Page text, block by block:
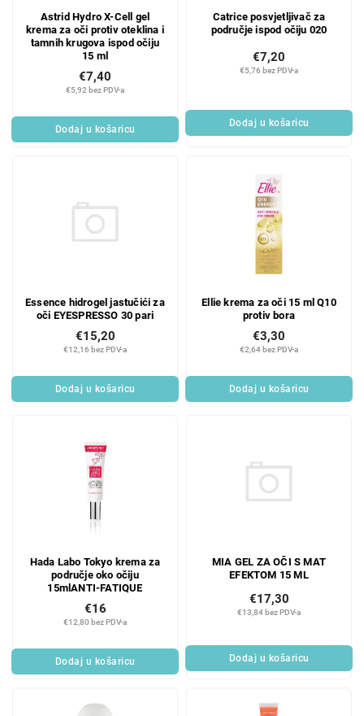
Astrid Hydro X-Cell gel
krema za oči protiv oteklina i
tamnih krugova ispod očiju
15 ml
€5,92 bez PDV-a
€7,40
Dodaj u košaricu
Catrice posvjetljivač za
područje ispod očiju 020
€5,76 bez PDV-a
€7,20
Dodaj u košaricu
Essence hidrogel jastučići za
oči EYESPRESSO 30 pari
€12,16 bez PDV-a
€15,20
Dodaj u košaricu
Ellie krema za oči 15 ml Q10
protiv bora
€2,64 bez PDV-a
€3,30
Dodaj u košaricu
Hada Labo Tokyo krema za
područje oko očiju
15mlANTI-FATIQUE
€12,80 bez PDV-a
€16
Dodaj u košaricu
MIA GEL ZA OČI S MAT
EFEKTOM 15 ML
€13,84 bez PDV-a
€17,30
Dodaj u košaricu